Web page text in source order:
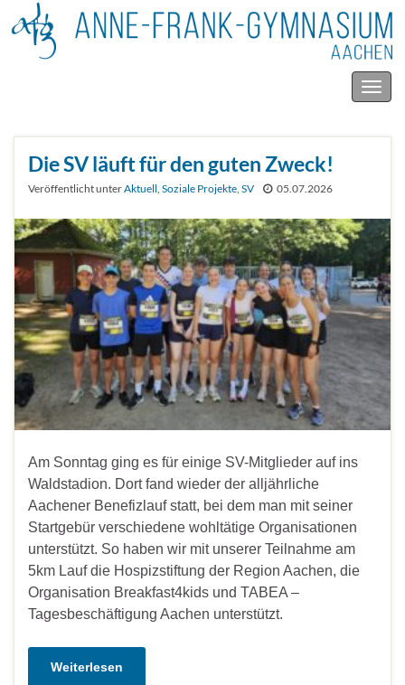
Die SV läuft für den guten Zweck!
Veröffentlicht unterAktuell Soziale Projekte SV 05.07.2026
Am Sonntag ging es für einige SV-Mitglieder auf ins
Waldstadion. Dort fand wieder der alljährliche
Aachener Benefizlauf statt, bei dem man mit seiner
Startgebür verschiedene wohltätige Organisationen
unterstützt. So haben wir mit unserer Teilnahme am
5km Lauf die Hospizstiftung der Region Aachen, die
Organisation Breakfast4kids und TABEA –
Tagesbeschäftigung Aachen unterstützt.
Weiterlesen